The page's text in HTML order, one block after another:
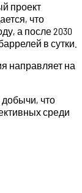
проект
что
а после 2030
в сутки.
направляет на
что
среди